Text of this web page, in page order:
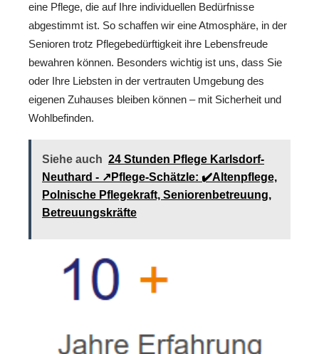
eine Pflege, die auf Ihre individuellen Bedürfnisse
abgestimmt ist. So schaffen wir eine Atmosphäre, in der
Senioren trotz Pflegebedürftigkeit ihre Lebensfreude
bewahren können. Besonders wichtig ist uns, dass Sie
oder Ihre Liebsten in der vertrauten Umgebung des
eigenen Zuhauses bleiben können – mit Sicherheit und
Wohlbefinden.
Siehe auch 24 Stunden Pflege Karlsdorf-
Neuthard - ↗️Pflege-Schätzle: ✔️Altenpflege,
Polnische Pflegekraft, Seniorenbetreuung,
Betreuungskräfte